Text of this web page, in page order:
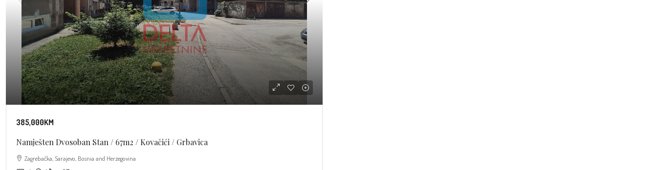
385,000KM
Namješten Dvosoban Stan / 67m2 / Kovačići / Grbavica
Zagrebačka, Sarajevo, Bosnia and Herzegovina